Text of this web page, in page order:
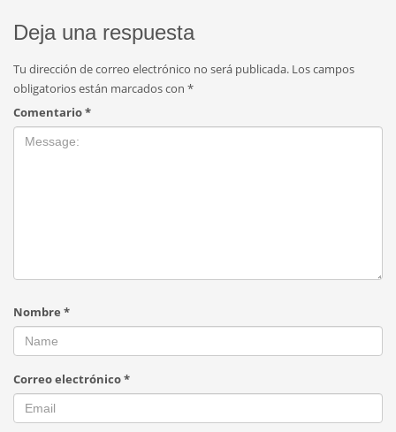
Deja una respuesta
Tu dirección de correo electrónico no será publicada. Los campos
obligatorios están marcados con *
Comentario*
Nombre *
Correo electrónico*